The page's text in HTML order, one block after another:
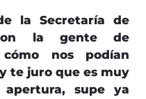
la Secretaría de
la gente de
nos podían
te juro que es muy
supe ya